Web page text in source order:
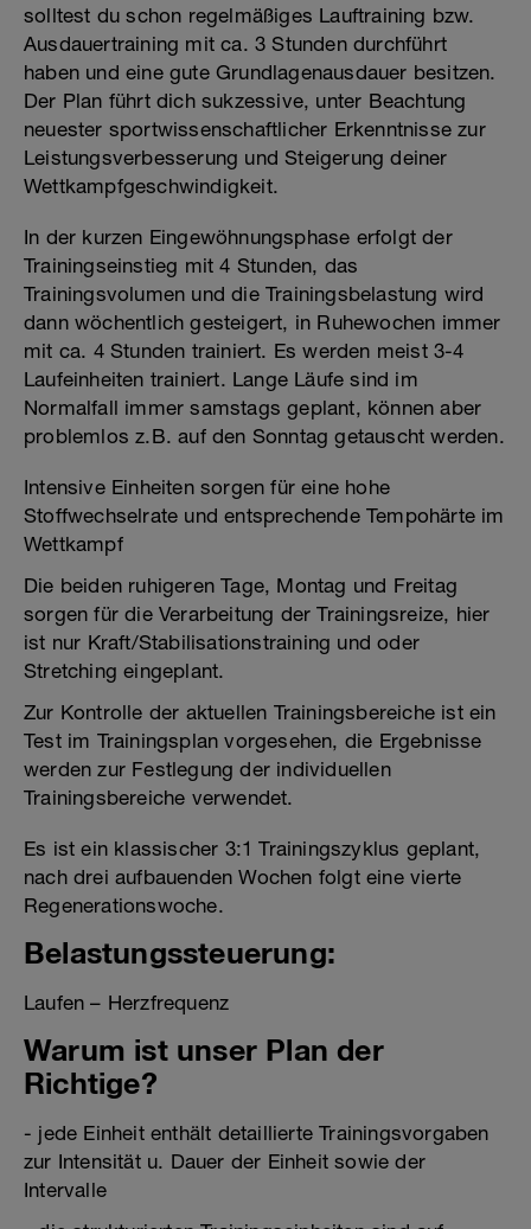
solltest du schon regelmäßiges Lauftraining bzw.
Ausdauertraining mit ca. 3 Stunden durchführt
haben und eine gute Grundlagenausdauer besitzen.
Der Plan führt dich sukzessive, unter Beachtung
neuester sportwissenschaftlicher Erkenntnisse zur
Leistungsverbesserung und Steigerung deiner
Wettkampfgeschwindigkeit.
In der kurzen Eingewöhnungsphase erfolgt der
Trainingseinstieg mit 4 Stunden, das
Trainingsvolumen und die Trainingsbelastung wird
dann wöchentlich gesteigert, in Ruhewochen immer
mit ca. 4 Stunden trainiert. Es werden meist 3-4
Laufeinheiten trainiert. Lange Läufe sind im
Normalfall immer samstags geplant, können aber
problemlos z.B. auf den Sonntag getauscht werden.
Intensive Einheiten sorgen für eine hohe
Stoffwechselrate und entsprechende Tempohärte im
Wettkampf
Die beiden ruhigeren Tage, Montag und Freitag
sorgen für die Verarbeitung der Trainingsreize, hier
ist nur Kraft/Stabilisationstraining und oder
Stretching eingeplant.
Zur Kontrolle der aktuellen Trainingsbereiche ist ein
Test im Trainingsplan vorgesehen, die Ergebnisse
werden zur Festlegung der individuellen
Trainingsbereiche verwendet.
Es ist ein klassischer 3:1 Trainingszyklus geplant,
nach drei aufbauenden Wochen folgt eine vierte
Regenerationswoche.
Belastungssteuerung:
Laufen – Herzfrequenz
Warum ist unser Plan der
Richtige?
- jede Einheit enthält detaillierte Trainingsvorgaben
zur Intensität u. Dauer der Einheit sowie der
Intervalle